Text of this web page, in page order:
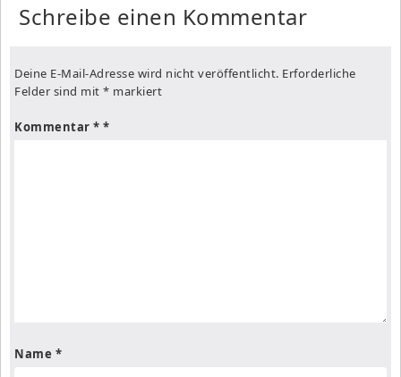
Schreibe einen Kommentar
Deine E-Mail-Adresse wird nicht veröffentlicht. Erforderliche
Felder sind mit * markiert
Kommentar *
Name *